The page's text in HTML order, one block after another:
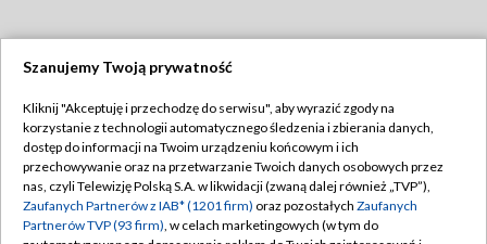
TVP
Abonament TVP
Emisja w TVP
Centrum informacji TVP
Regulamin TVP
Polityka prywatności
Szanujemy Twoją prywatność
Kliknij "Akceptuję i przechodzę do serwisu", aby wyrazić zgody na
korzystanie z technologii automatycznego śledzenia i zbierania danych,
dostęp do informacji na Twoim urządzeniu końcowym i ich
przechowywanie oraz na przetwarzanie Twoich danych osobowych przez
nas, czyli Telewizję Polską S.A. w likwidacji (zwaną dalej również „TVP”),
Zaufanych Partnerów z IAB* (1201 firm) oraz pozostałych Zaufanych
Partnerów TVP (93 firm), w celach marketingowych (w tym do